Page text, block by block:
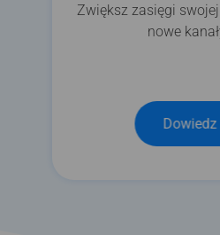
Zwiększ zasięgi
nowe